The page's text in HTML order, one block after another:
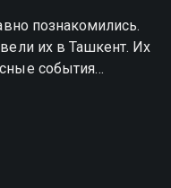
познакомились.
их в Ташкент. Их
события